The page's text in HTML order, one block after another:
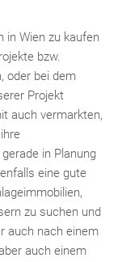
in Wien zu kaufen
bzw.
oder bei dem
Projekt
auch vermarkten,
ihre
in Planung
eine gute
zu suchen und
auch nach einem
auch einem